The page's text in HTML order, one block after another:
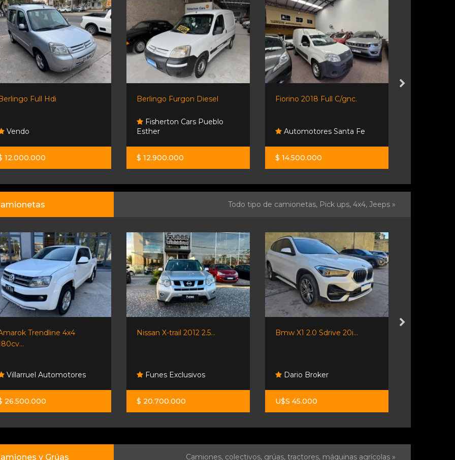
Full Hdi
Vendo
12.000.000
Berlingo Furgon Diesel
Fisherton Cars Pueblo
Esther
$ 12.900.000
Fiorino 2018 Full C/gnc.
Automotores Santa Fe
$ 14.500.000
Todo tipo de camionetas, Pick ups, 4x4, Jeeps »
Trendline 4x4
Villarruel Automotores
26.500.000
Nissan X-trail 2012 2.5...
Funes Exclusivos
$ 20.700.000
Bmw X1 2.0 Sdrive 20i...
Dario Broker
U$S 45.000
y Grúas Camiones, colectivos, grúas, tractores, máquinas agrícolas »